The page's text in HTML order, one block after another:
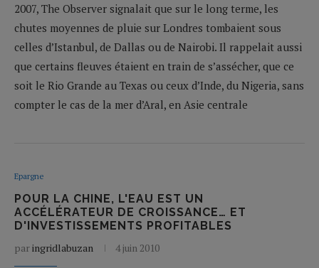
2007, The Observer signalait que sur le long terme, les
chutes moyennes de pluie sur Londres tombaient sous
celles d’Istanbul, de Dallas ou de Nairobi. Il rappelait aussi
que certains fleuves étaient en train de s’assécher, que ce
soit le Rio Grande au Texas ou ceux d’Inde, du Nigeria, sans
compter le cas de la mer d’Aral, en Asie centrale
Epargne
POUR LA CHINE, L'EAU EST UN
ACCÉLÉRATEUR DE CROISSANCE… ET
D'INVESTISSEMENTS PROFITABLES
paringridlabuzan 4 juin 2010